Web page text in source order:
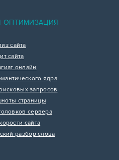
ОПТИМИЗАЦИЯ
сайта
сайта
онлайн
ядра
запросов
страницы
сервера
сайта
разбор слова